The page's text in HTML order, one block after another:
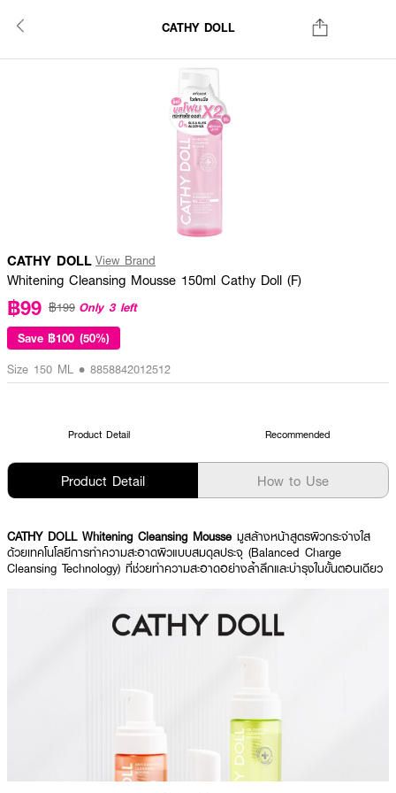
CATHY DOLL
CATHY DOLL View Brand
Whitening Cleansing Mousse 150ml Cathy Doll (F)
฿99 ฿199 Only 3 left
Save ฿100 (50%)
Size 150 ML • 8858842012512
Product Detail Recommended
Product Detail How to Use
CATHY DOLL Whitening Cleansing Mousse มูสล้างหน้าสูตรผิวกระจ่างใส
ด้วยเทคโนโลยีการทำความสะอาดผิวแบบสมดุลประจุ (Balanced Charge
Cleansing Technology) ที่ช่วยทำความสะอาดอย่างล้ำลึกและบำรุงในขั้นตอนเดียว